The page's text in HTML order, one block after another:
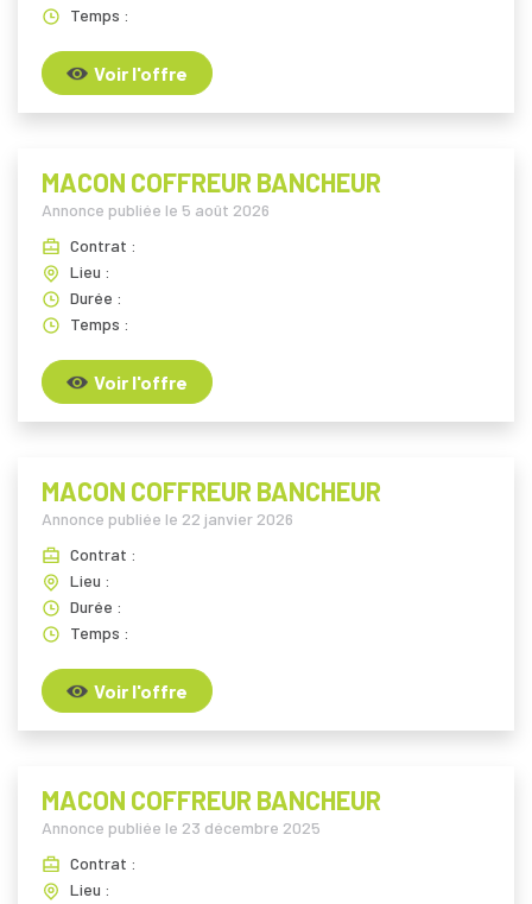
Temps :
Voir l'offre
MACON COFFREUR BANCHEUR
Annonce publiée le 5 août 2026
Contrat :
Lieu :
Durée :
Temps :
Voir l'offre
MACON COFFREUR BANCHEUR
Annonce publiée le 22 janvier 2026
Contrat :
Lieu :
Durée :
Temps :
Voir l'offre
MACON COFFREUR BANCHEUR
Annonce publiée le 23 décembre 2025
Contrat :
Lieu :